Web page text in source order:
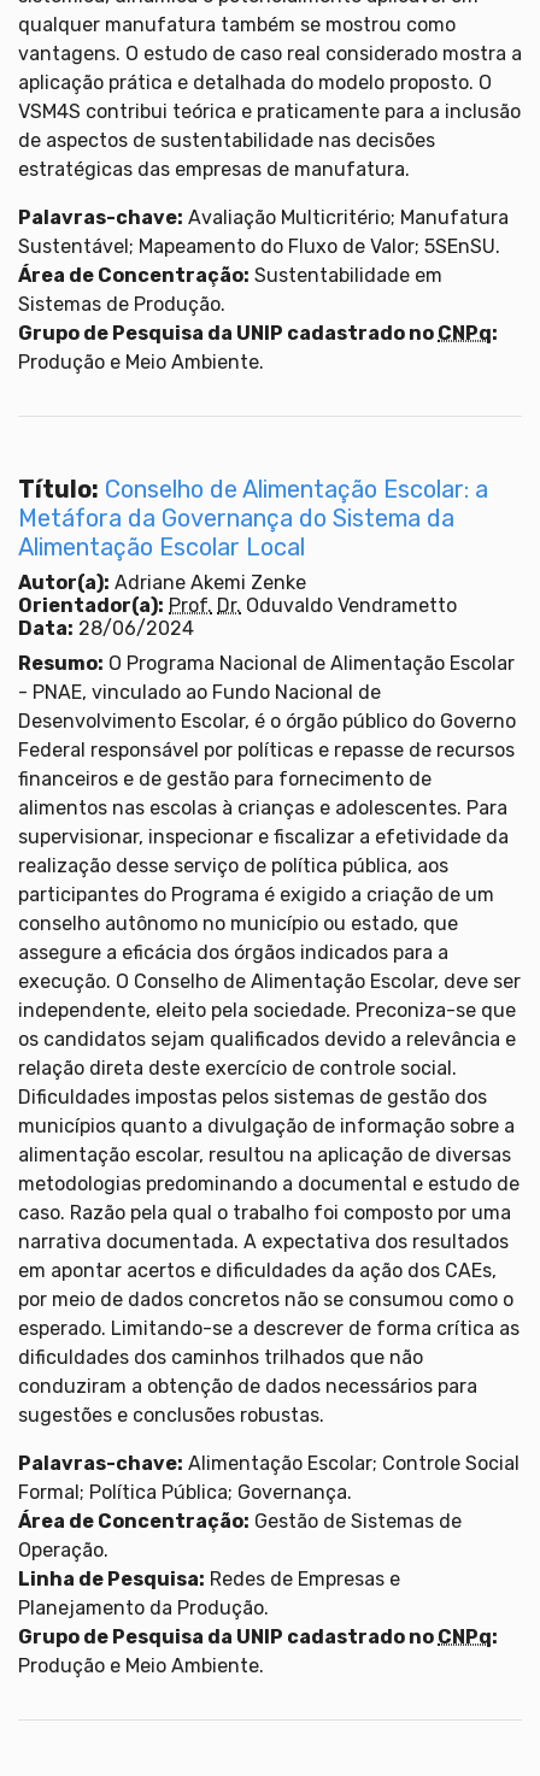
qualquer manufatura também se mostrou como
vantagens. O estudo de caso real considerado mostra a
aplicação prática e detalhada do modelo proposto. O
VSM4S contribui teórica e praticamente para a inclusão
de aspectos de sustentabilidade nas decisões
estratégicas das empresas de manufatura.
Palavras-chave: Avaliação Multicritério; Manufatura
Sustentável; Mapeamento do Fluxo de Valor; 5SEnSU.
Área de Concentração: Sustentabilidade em
Sistemas de Produção.
Grupo de Pesquisa da UNIP cadastrado no CNPq:
Produção e Meio Ambiente.
Título: Conselho de Alimentação Escolar: a
Metáfora da Governança do Sistema da
Alimentação Escolar Local
Autor(a): Adriane Akemi Zenke
Orientador(a): Prof. Dr. Oduvaldo Vendrametto
Data: 28/06/2024
Resumo: O Programa Nacional de Alimentação Escolar
- PNAE, vinculado ao Fundo Nacional de
Desenvolvimento Escolar, é o órgão público do Governo
Federal responsável por políticas e repasse de recursos
financeiros e de gestão para fornecimento de
alimentos nas escolas à crianças e adolescentes. Para
supervisionar, inspecionar e fiscalizar a efetividade da
realização desse serviço de política pública, aos
participantes do Programa é exigido a criação de um
conselho autônomo no município ou estado, que
assegure a eficácia dos órgãos indicados para a
execução. O Conselho de Alimentação Escolar, deve ser
independente, eleito pela sociedade. Preconiza-se que
os candidatos sejam qualificados devido a relevância e
relação direta deste exercício de controle social.
Dificuldades impostas pelos sistemas de gestão dos
municípios quanto a divulgação de informação sobre a
alimentação escolar, resultou na aplicação de diversas
metodologias predominando a documental e estudo de
caso. Razão pela qual o trabalho foi composto por uma
narrativa documentada. A expectativa dos resultados
em apontar acertos e dificuldades da ação dos CAEs,
por meio de dados concretos não se consumou como o
esperado. Limitando-se a descrever de forma crítica as
dificuldades dos caminhos trilhados que não
conduziram a obtenção de dados necessários para
sugestões e conclusões robustas.
Palavras-chave: Alimentação Escolar; Controle Social
Formal; Política Pública; Governança.
Área de Concentração: Gestão de Sistemas de
Operação.
Linha de Pesquisa: Redes de Empresas e
Planejamento da Produção.
Grupo de Pesquisa da UNIP cadastrado no CNPq:
Produção e Meio Ambiente.